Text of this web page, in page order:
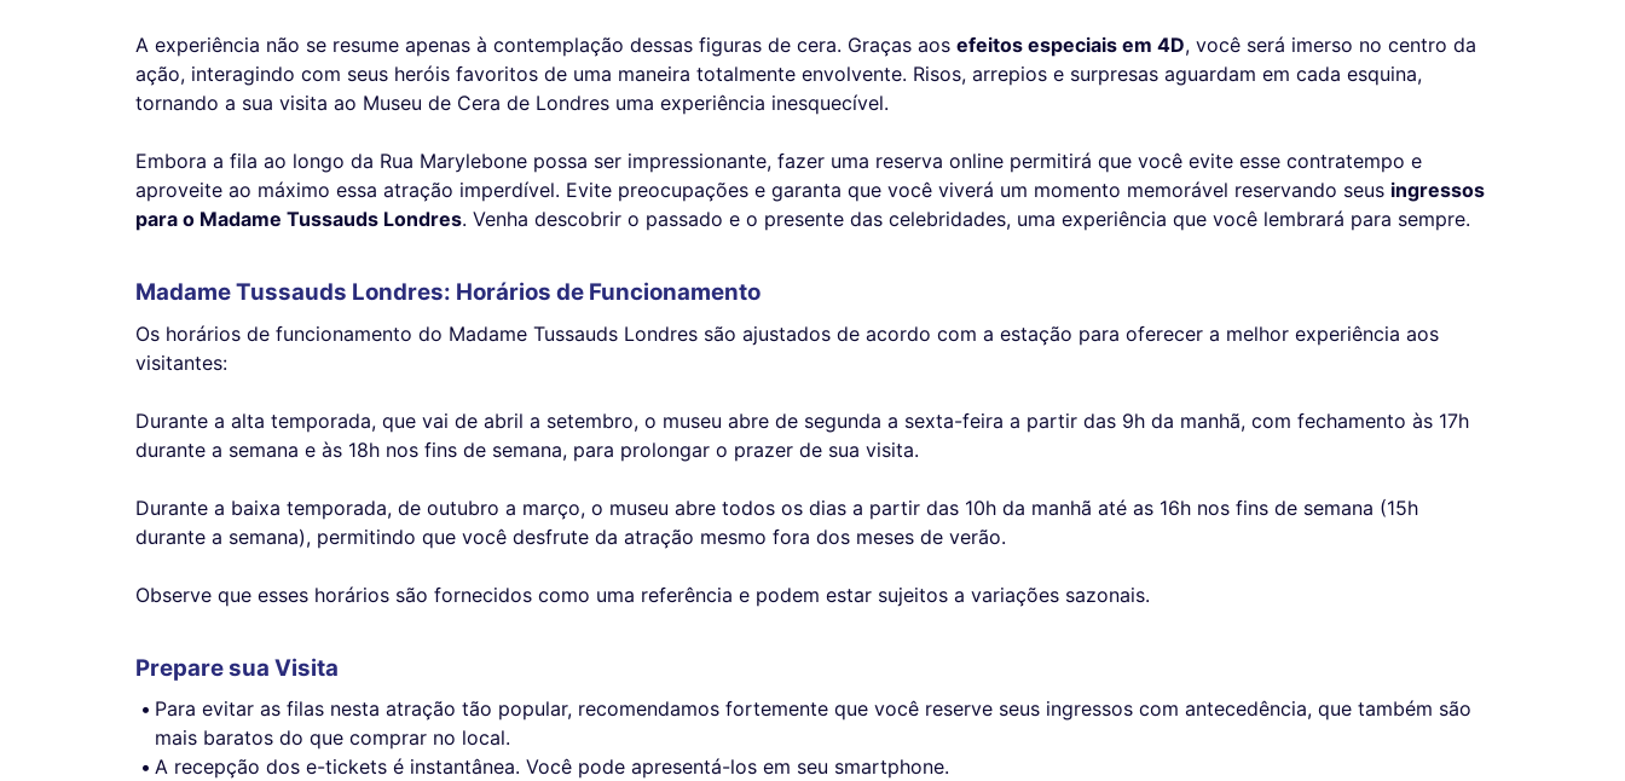
A experiência não se resume apenas à contemplação dessas figuras de cera. Graças aos efeitos especiais em 4D, você será imerso no centro da
ação, interagindo com seus heróis favoritos de uma maneira totalmente envolvente. Risos, arrepios e surpresas aguardam em cada esquina,
tornando a sua visita ao Museu de Cera de Londres uma experiência inesquecível.
Embora a fila ao longo da Rua Marylebone possa ser impressionante, fazer uma reserva online permitirá que você evite esse contratempo e
aproveite ao máximo essa atração imperdível. Evite preocupações e garanta que você viverá um momento memorável reservando seus ingressos
para o Madame Tussauds Londres. Venha descobrir o passado e o presente das celebridades, uma experiência que você lembrará para sempre.
Madame Tussauds Londres: Horários de Funcionamento
Os horários de funcionamento do Madame Tussauds Londres são ajustados de acordo com a estação para oferecer a melhor experiência aos
visitantes:
Durante a alta temporada, que vai de abril a setembro, o museu abre de segunda a sexta-feira a partir das 9h da manhã, com fechamento às 17h
durante a semana e às 18h nos fins de semana, para prolongar o prazer de sua visita.
Durante a baixa temporada, de outubro a março, o museu abre todos os dias a partir das 10h da manhã até as 16h nos fins de semana (15h
durante a semana), permitindo que você desfrute da atração mesmo fora dos meses de verão.
Observe que esses horários são fornecidos como uma referência e podem estar sujeitos a variações sazonais.
Prepare sua Visita
Para evitar as filas nesta atração tão popular, recomendamos fortemente que você reserve seus ingressos com antecedência, que também são
mais baratos do que comprar no local.
A recepção dos e-tickets é instantânea. Você pode apresentá-los em seu smartphone.